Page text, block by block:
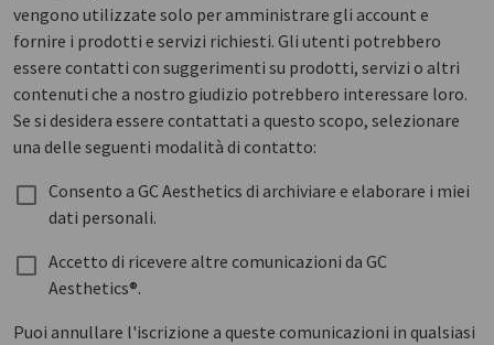
vengono utilizzate solo per amministrare gli account e
fornire i prodotti e servizi richiesti. Gli utenti potrebbero
essere contatti con suggerimenti su prodotti, servizi o altri
contenuti che a nostro giudizio potrebbero interessare loro.
Se si desidera essere contattati a questo scopo, selezionare
una delle seguenti modalità di contatto:
Consento a GC Aesthetics di archiviare e elaborare i miei
dati personali.
Accetto di ricevere altre comunicazioni da GC
Aesthetics®.
Puoi annullare l'iscrizione a queste comunicazioni in qualsiasi